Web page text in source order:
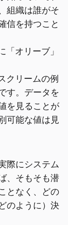
組織は誰がそ
信を持つこと
オリーブ」
クリームの例
す。データを
を見ることが
可能な値は見
際にシステム
、そもそも潜
となく、どの
のように）決